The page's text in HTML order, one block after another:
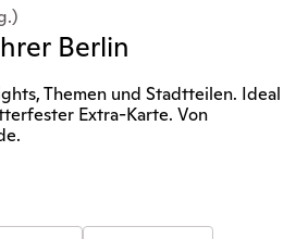
Berlin
Themen und Stadtteilen. Ideal
Extra-Karte. Von